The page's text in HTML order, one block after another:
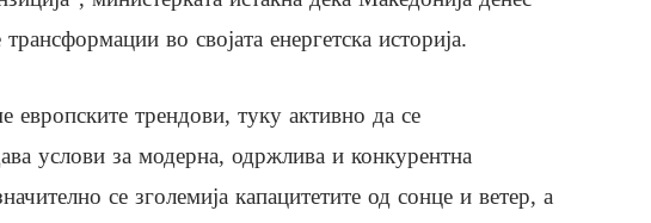
во својата енергетска историја.
европските трендови, туку активно да се
услови за модерна, одржлива и конкурентна
се зголемија капацитетите од сонце и ветер, а